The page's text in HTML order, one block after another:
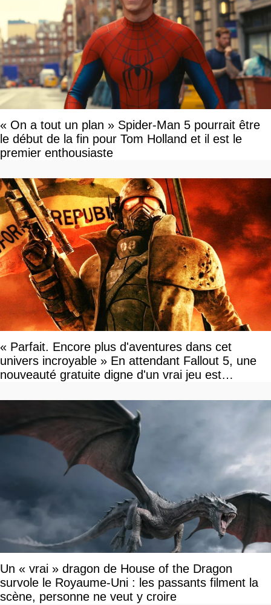
« On a tout un plan » Spider-Man 5 pourrait être
le début de la fin pour Tom Holland et il est le
premier enthousiaste
« Parfait. Encore plus d'aventures dans cet
univers incroyable » En attendant Fallout 5, une
nouveauté gratuite digne d'un vrai jeu est
Un « vrai » dragon de House of the Dragon
survole le Royaume-Uni : les passants filment la
scène, personne ne veut y croire